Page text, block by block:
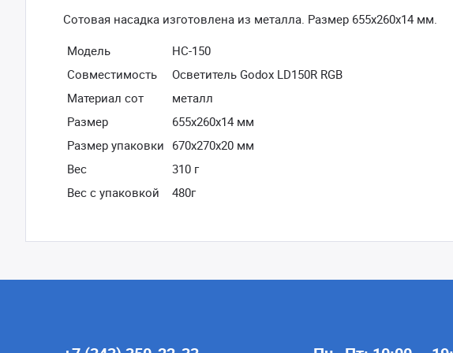
Сотовая насадка изготовлена из металла. Размер 655х260х14 мм.
Модель
HC-150
Совместимость
Осветитель Godox LD150R RGB
Материал сот
металл
Размер
655х260х14 мм
Размер упаковки 670х270х20 мм
Вес
310 г
Вес с упаковкой
480г